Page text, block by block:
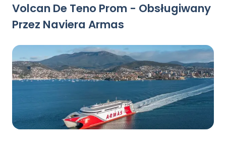
Volcan De Teno Prom - Obsługiwany
Przez Naviera Armas